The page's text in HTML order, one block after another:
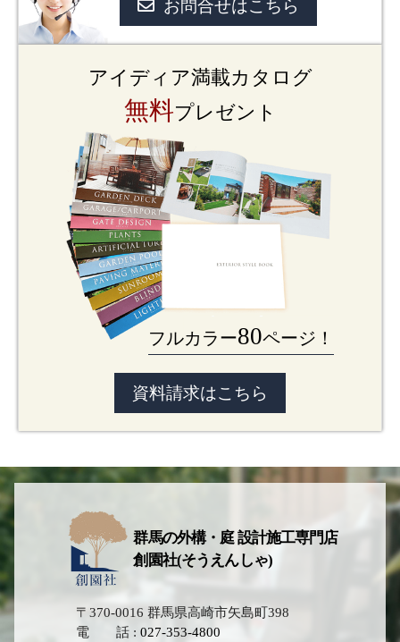
お問合せはこちら
アイディア満載カタログ
無料プレゼント
フルカラー80ページ！
資料請求はこちら
群馬の外構・庭 設計施工専門店
創園社(そうえんしゃ)
〒370-0016 群馬県高崎市矢島町398
電 話 : 027-353-4800